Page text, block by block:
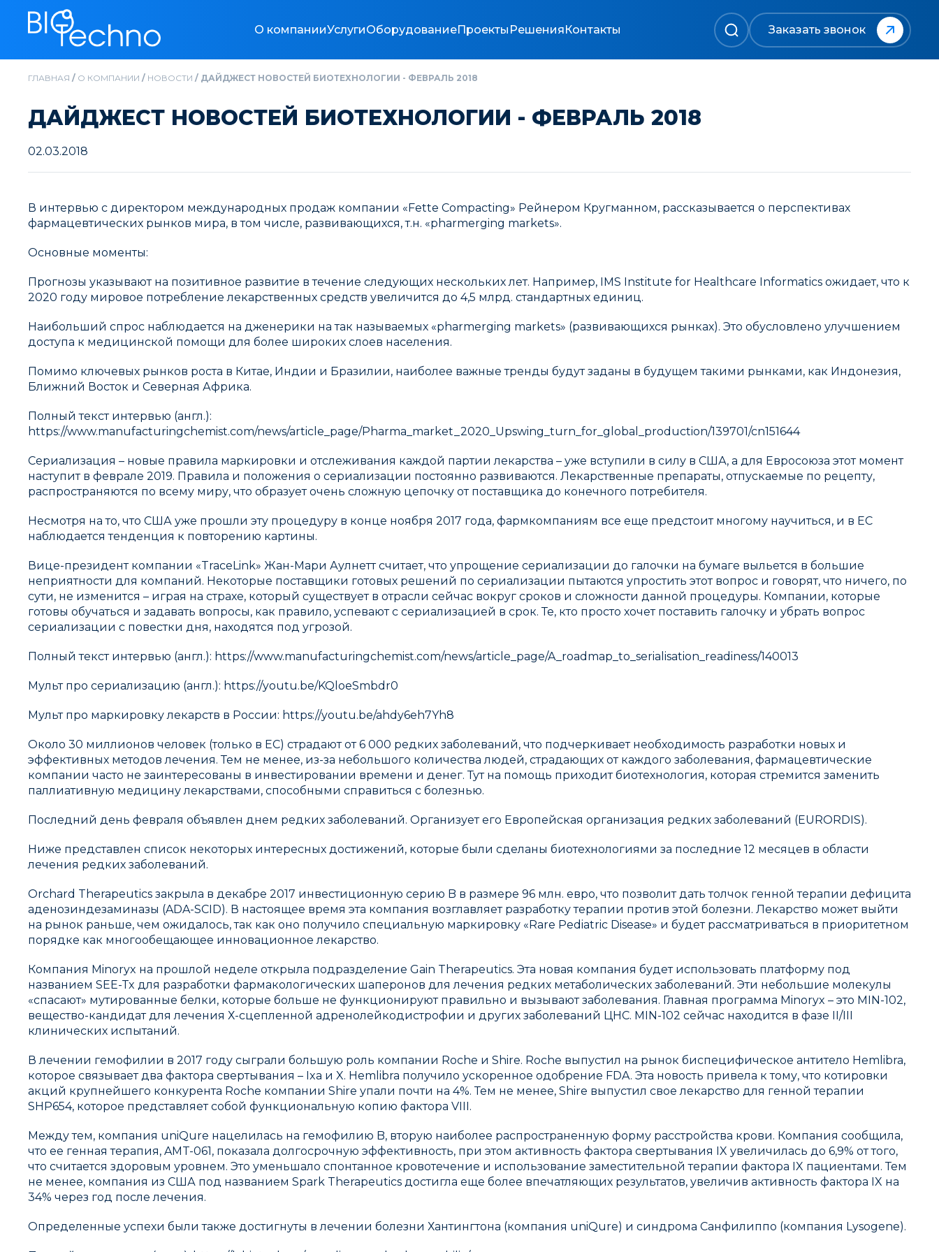
О компанииУслугиОборудованиеПроекты РешенияКонтакты Заказать звонок
ГЛАВНАЯ / О КОМПАНИИ / НОВОСТИ / ДАЙДЖЕСТ НОВОСТЕЙ БИОТЕХНОЛОГИИ - ФЕВРАЛЬ 2018
ДАЙДЖЕСТ НОВОСТЕЙ БИОТЕХНОЛОГИИ - ФЕВРАЛЬ 2018
02.03.2018
В интервью с директором международных продаж компании «Fette Compacting» Рейнером Кругманном, рассказывается о перспективах
фармацевтических рынков мира, в том числе, развивающихся, т.н. «pharmerging markets».
Основные моменты:
Прогнозы указывают на позитивное развитие в течение следующих нескольких лет. Например, IMS Institute for Healthcare Informatics ожидает, что к
2020 году мировое потребление лекарственных средств увеличится до 4,5 млрд. стандартных единиц.
Наибольший спрос наблюдается на дженерики на так называемых «pharmerging markets» (развивающихся рынках). Это обусловлено улучшением
доступа к медицинской помощи для более широких слоев населения.
Помимо ключевых рынков роста в Китае, Индии и Бразилии, наиболее важные тренды будут заданы в будущем такими рынками, как Индонезия,
Ближний Восток и Северная Африка.
Полный текст интервью (англ.):
https://www.manufacturingchemist.com/news/article_page/Pharma_market_2020_Upswing_turn_for_global_production/139701/cn151644
Сериализация – новые правила маркировки и отслеживания каждой партии лекарства – уже вступили в силу в США, а для Евросоюза этот момент
наступит в феврале 2019. Правила и положения о сериализации постоянно развиваются. Лекарственные препараты, отпускаемые по рецепту,
распространяются по всему миру, что образует очень сложную цепочку от поставщика до конечного потребителя.
Несмотря на то, что США уже прошли эту процедуру в конце ноября 2017 года, фармкомпаниям все еще предстоит многому научиться, и в ЕС
наблюдается тенденция к повторению картины.
Вице-президент компании «TraceLink» Жан-Мари Аулнетт считает, что упрощение сериализации до галочки на бумаге выльется в большие
неприятности для компаний. Некоторые поставщики готовых решений по сериализации пытаются упростить этот вопрос и говорят, что ничего, по
сути, не изменится – играя на страхе, который существует в отрасли сейчас вокруг сроков и сложности данной процедуры. Компании, которые
готовы обучаться и задавать вопросы, как правило, успевают с сериализацией в срок. Те, кто просто хочет поставить галочку и убрать вопрос
сериализации с повестки дня, находятся под угрозой.
Полный текст интервью (англ.): https://www.manufacturingchemist.com/news/article_page/A_roadmap_to_serialisation_readiness/140013
Мульт про сериализацию (англ.): https://youtu.be/KQloeSmbdr0
Мульт про маркировку лекарств в России: https://youtu.be/ahdy6eh7Yh8
Около 30 миллионов человек (только в ЕС) страдают от 6 000 редких заболеваний, что подчеркивает необходимость разработки новых и
эффективных методов лечения. Тем не менее, из-за небольшого количества людей, страдающих от каждого заболевания, фармацевтические
компании часто не заинтересованы в инвестировании времени и денег. Тут на помощь приходит биотехнология, которая стремится заменить
паллиативную медицину лекарствами, способными справиться с болезнью.
Последний день февраля объявлен днем редких заболеваний. Организует его Европейская организация редких заболеваний (EURORDIS).
Ниже представлен список некоторых интересных достижений, которые были сделаны биотехнологиями за последние 12 месяцев в области
лечения редких заболеваний.
Orchard Therapeutics закрыла в декабре 2017 инвестиционную серию B в размере 96 млн. евро, что позволит дать толчок генной терапии дефицита
аденозиндезаминазы (ADA-SCID). В настоящее время эта компания возглавляет разработку терапии против этой болезни. Лекарство может выйти
на рынок раньше, чем ожидалось, так как оно получило специальную маркировку «Rare Pediatric Disease» и будет рассматриваться в приоритетном
порядке как многообещающее инновационное лекарство.
Компания Minoryx на прошлой неделе открыла подразделение Gain Therapeutics. Эта новая компания будет использовать платформу под
названием SEE-Tx для разработки фармакологических шаперонов для лечения редких метаболических заболеваний. Эти небольшие молекулы
«спасают» мутированные белки, которые больше не функционируют правильно и вызывают заболевания. Главная программа Minoryx – это MIN-102,
вещество-кандидат для лечения Х-сцепленной адренолейкодистрофии и других заболеваний ЦНС. MIN-102 сейчас находится в фазе II/III
клинических испытаний.
В лечении гемофилии в 2017 году сыграли большую роль компании Roche и Shire. Roche выпустил на рынок биспецифическое антитело Hemlibra,
которое связывает два фактора свертывания – Ixa и X. Hemlibra получило ускоренное одобрение FDA. Эта новость привела к тому, что котировки
акций крупнейшего конкурента Roche компании Shire упали почти на 4%. Тем не менее, Shire выпустил свое лекарство для генной терапии
SHP654, которое представляет собой функциональную копию фактора VIII.
Между тем, компания uniQure нацелилась на гемофилию B, вторую наиболее распространенную форму расстройства крови. Компания сообщила,
что ее генная терапия, AMT-061, показала долгосрочную эффективность, при этом активность фактора свертывания IX увеличилась до 6,9% от того,
что считается здоровым уровнем. Это уменьшало спонтанное кровотечение и использование заместительной терапии фактора IX пациентами. Тем
не менее, компания из США под названием Spark Therapeutics достигла еще более впечатляющих результатов, увеличив активность фактора IX на
34% через год после лечения.
Определенные успехи были также достигнуты в лечении болезни Хантингтона (компания uniQure) и синдрома Санфилиппо (компания Lysogene).